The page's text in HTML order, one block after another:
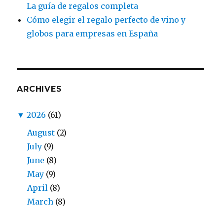
La guía de regalos completa
Cómo elegir el regalo perfecto de vino y
globos para empresas en España
ARCHIVES
▼ 2026 (61)
August (2)
July (9)
June (8)
May (9)
April (8)
March (8)